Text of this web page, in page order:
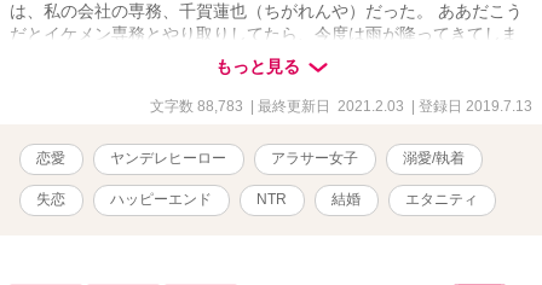
は、私の会社の専務、千賀蓮也（ちがれんや）だった。 ああだこう
だとイケメン専務とやり取りしてたら、今度は雨が降ってきてしま
い、何故か上司と一緒に元恋人が入っていったラブホテルへと雨宿
りで連れて行かれ……。 ええ？私どうなってしまうのでしょうか。
ちょっとヤンデレなイケメン上司と気の強い失恋したばかりのアラ
注意ください。 第十四回恋愛大賞で奨励賞をいただきました。投票
くださった皆様に感謝いたします。 他サイトでも掲載中
もっと見る
文字数 88,783 | 最終更新日 2021.2.03 | 登録日 2019.7.13
恋愛 ヤンデレヒーロー アラサー女子 溺愛/執着
失恋 ハッピーエンド NTR 結婚 エタニティ